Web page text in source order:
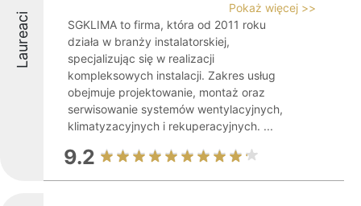
Laureaci
Pokaż więcej >>
SGKLIMA to firma, która od 2011 roku
działa w branży instalatorskiej,
specjalizując się w realizacji
kompleksowych instalacji. Zakres usług
obejmuje projektowanie, montaż oraz
serwisowanie systemów wentylacyjnych,
klimatyzacyjnych i rekuperacyjnych. ...
9.2